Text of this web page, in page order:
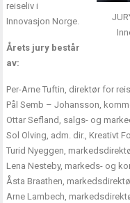
reiseliv i
Innovasjon Norge.
Årets jury består
av:
Per-Arne Tuftin, direktør for
Pål Semb – Johansson,
Ottar Sefland, salgs- og
Sol Olving, adm. dir., Kreativt
Turid Nyeggen,
Lena Nesteby, markeds- og
Åsta Braathen,
Arne Lambech,